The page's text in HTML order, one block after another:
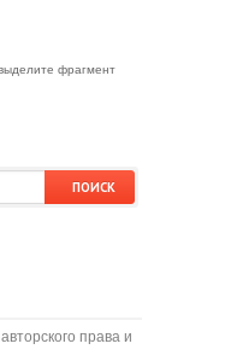
фрагмент
права и